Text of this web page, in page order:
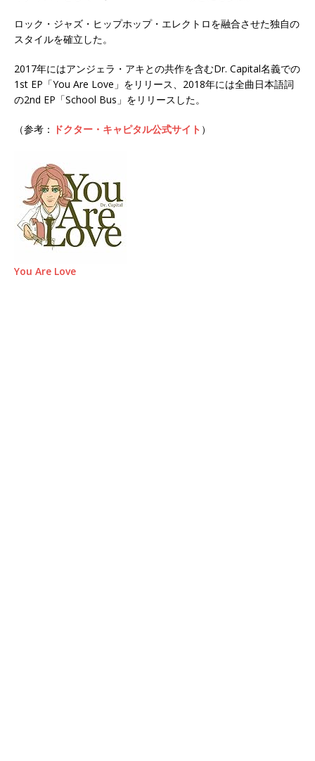
ロック・ジャズ・ヒップホップ・エレクトロを融合させた独自の
スタイルを確立した。
2017年にはアンジェラ・アキとの共作を含むDr. Capital名義での
1st EP「You Are Love」をリリース、2018年には全曲日本語詞
の2nd EP「School Bus」をリリースした。
（参考： ドクター・キャピタル公式サイト ）
You Are Love